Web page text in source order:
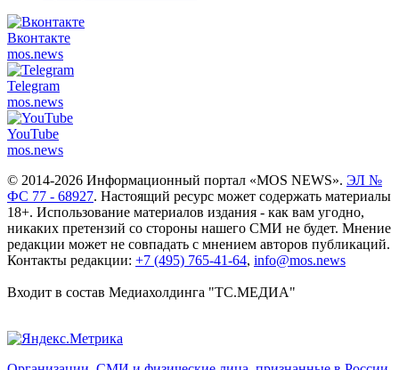
Вконтакте
mos.news
Telegram
mos.news
YouTube
mos.news
© 2014-2026 Информационный портал «MOS NEWS». ЭЛ №
ФС 77 - 68927. Настоящий ресурс может содержать материалы
18+. Использование материалов издания - как вам угодно,
никаких претензий со стороны нашего СМИ не будет. Мнение
редакции может не совпадать с мнением авторов публикаций.
Контакты редакции: +7 (495) 765-41-64, info@mos.news
Входит в состав Медиахолдинга "ТС.МЕДИА"